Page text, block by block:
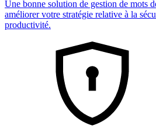
Une bonne solution de gestion de mots
améliorer votre stratégie relative à la
productivité.